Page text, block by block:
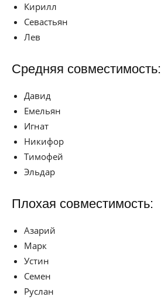
Кирилл
Севастьян
Лев
Средняя совместимость:
Давид
Емельян
Игнат
Никифор
Тимофей
Эльдар
Плохая совместимость:
Азарий
Марк
Устин
Семен
Руслан